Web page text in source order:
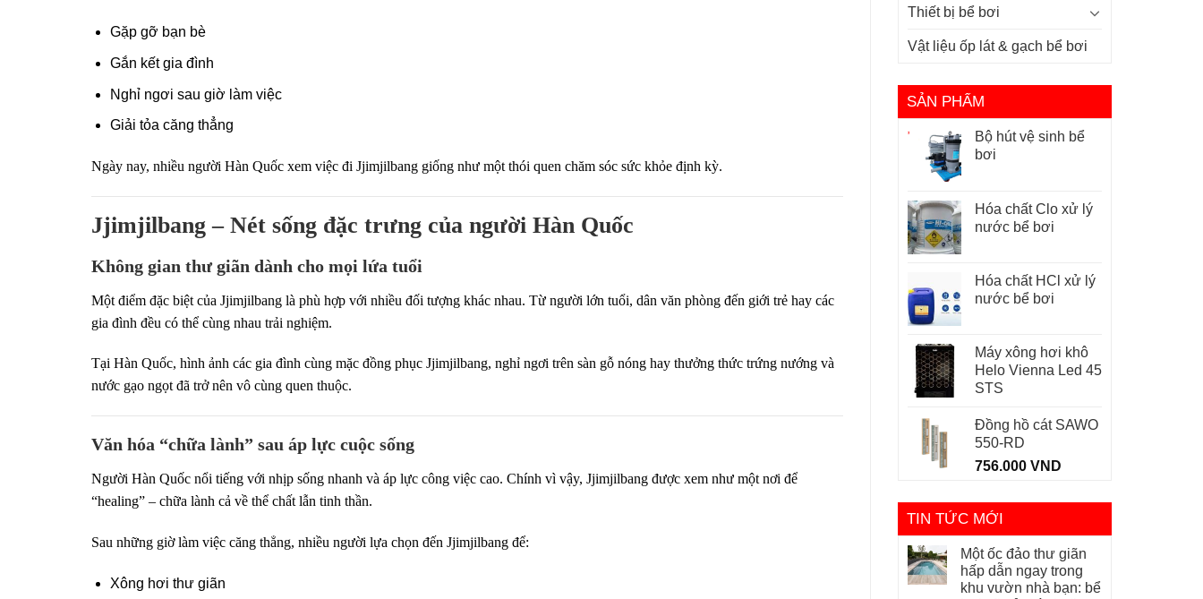
Gặp gỡ bạn bè
Gắn kết gia đình
Nghỉ ngơi sau giờ làm việc
Giải tỏa căng thẳng
Ngày nay, nhiều người Hàn Quốc xem việc đi Jjimjilbang giống như một thói quen chăm sóc sức khỏe định kỳ.
Jjimjilbang – Nét sống đặc trưng của người Hàn Quốc
Không gian thư giãn dành cho mọi lứa tuổi
Một điểm đặc biệt của Jjimjilbang là phù hợp với nhiều đối tượng khác nhau. Từ người lớn tuổi, dân văn phòng đến giới trẻ hay các
gia đình đều có thể cùng nhau trải nghiệm.
Tại Hàn Quốc, hình ảnh các gia đình cùng mặc đồng phục Jjimjilbang, nghỉ ngơi trên sàn gỗ nóng hay thưởng thức trứng nướng và
nước gạo ngọt đã trở nên vô cùng quen thuộc.
Văn hóa “chữa lành” sau áp lực cuộc sống
Người Hàn Quốc nổi tiếng với nhịp sống nhanh và áp lực công việc cao. Chính vì vậy, Jjimjilbang được xem như một nơi để
“healing” – chữa lành cả về thể chất lẫn tinh thần.
Sau những giờ làm việc căng thẳng, nhiều người lựa chọn đến Jjimjilbang để:
Xông hơi thư giãn
Thiết bị bể bơi
Vật liệu ốp lát & gạch bể bơi
SẢN PHẨM
Bộ hút vệ sinh bể
bơi
Hóa chất Clo xử lý
nước bể bơi
Hóa chất HCl xử lý
nước bể bơi
Máy xông hơi khô
Helo Vienna Led 45
STS
Đồng hồ cát SAWO
550-RD
756.000 VND
TIN TỨC MỚI
Một ốc đảo thư giãn
hấp dẫn ngay trong
khu vườn nhà bạn: bể